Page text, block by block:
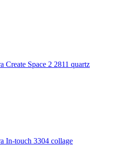
Create Space 2 2811 quartz
In-touch 3304 collage